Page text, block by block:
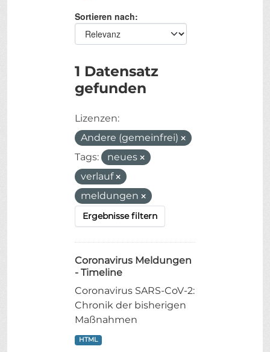
Sortieren nach
1 Datensatz
gefunden
Lizenzen:
Andere (gemeinfrei)
Tags:
neues
verlauf
meldungen
Ergebnisse filtern
Coronavirus Meldungen
- Timeline
Coronavirus SARS-CoV-2:
Chronik der bisherigen
Maßnahmen
HTML